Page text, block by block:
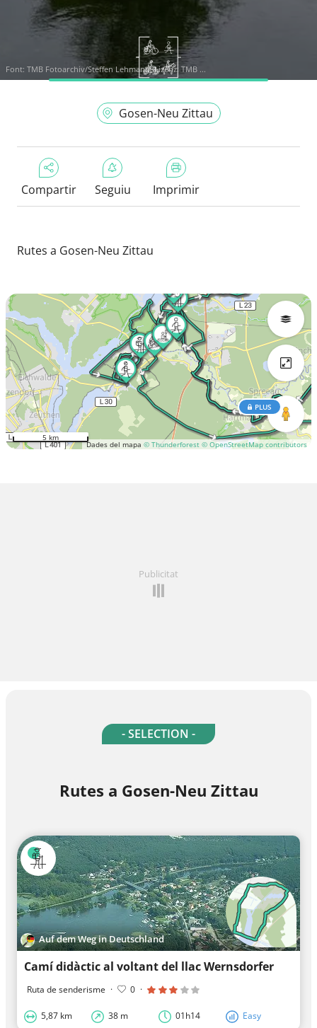
Font: TMB Fotoarchiv/Steffen Lehmann, Lizenz: TMB ...
Gosen-Neu Zittau
Compartir Seguiu Imprimir
Rutes a Gosen-Neu Zittau
Dades del mapa © Thunderforest © OpenStreetMap contributors
PLUS
5 km
Publicitat
- SELECTION -
Rutes a Gosen-Neu Zittau
Auf dem Weg in Deutschland
Camí didàctic al voltant del llac Wernsdorfer
Ruta de senderisme · 0 ·
5,87 km 38 m 01h14 Easy